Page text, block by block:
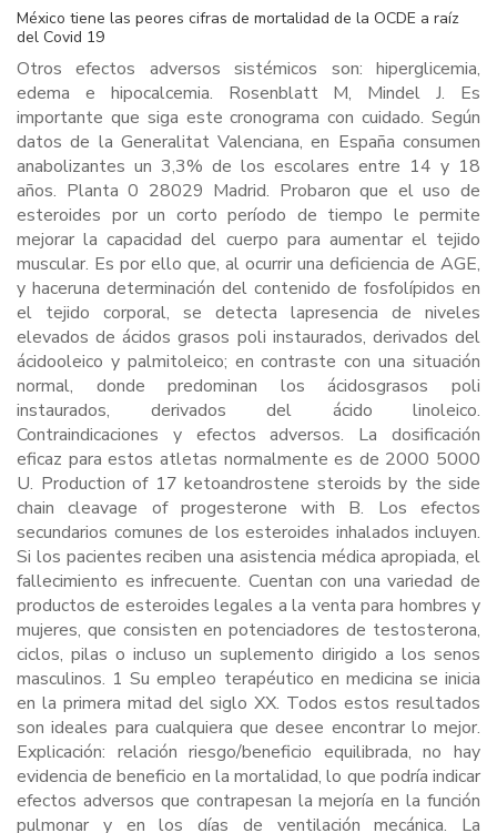
México tiene las peores cifras de mortalidad de la OCDE a raíz
del Covid 19
Otros efectos adversos sistémicos son: hiperglicemia,
edema e hipocalcemia. Rosenblatt M, Mindel J. Es
importante que siga este cronograma con cuidado. Según
datos de la Generalitat Valenciana, en España consumen
anabolizantes un 3,3% de los escolares entre 14 y 18
años. Planta 0 28029 Madrid. Probaron que el uso de
esteroides por un corto período de tiempo le permite
mejorar la capacidad del cuerpo para aumentar el tejido
muscular. Es por ello que, al ocurrir una deficiencia de AGE,
y haceruna determinación del contenido de fosfolípidos en
el tejido corporal, se detecta lapresencia de niveles
elevados de ácidos grasos poli instaurados, derivados del
ácidooleico y palmitoleico; en contraste con una situación
normal, donde predominan los ácidosgrasos poli
instaurados, derivados del ácido linoleico.
Contraindicaciones y efectos adversos. La dosificación
eficaz para estos atletas normalmente es de 2000 5000
U. Production of 17 ketoandrostene steroids by the side
chain cleavage of progesterone with B. Los efectos
secundarios comunes de los esteroides inhalados incluyen.
Si los pacientes reciben una asistencia médica apropiada, el
fallecimiento es infrecuente. Cuentan con una variedad de
productos de esteroides legales a la venta para hombres y
mujeres, que consisten en potenciadores de testosterona,
ciclos, pilas o incluso un suplemento dirigido a los senos
masculinos. 1 Su empleo terapéutico en medicina se inicia
en la primera mitad del siglo XX. Todos estos resultados
son ideales para cualquiera que desee encontrar lo mejor.
Explicación: relación riesgo/beneficio equilibrada, no hay
evidencia de beneficio en la mortalidad, lo que podría indicar
efectos adversos que contrapesan la mejoría en la función
pulmonar y en los días de ventilación mecánica. La